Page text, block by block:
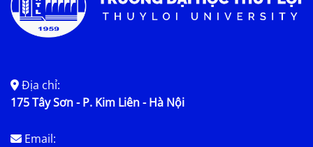
Địa chỉ:
175 Tây Sơn - P. Kim Liên - Hà Nội
Email: